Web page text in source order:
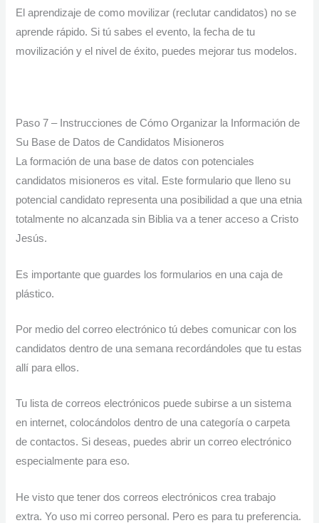
El aprendizaje de como movilizar (reclutar candidatos) no se
aprende rápido. Si tú sabes el evento, la fecha de tu
movilización y el nivel de éxito, puedes mejorar tus modelos.
Paso 7 – Instrucciones de Cómo Organizar la Información de
Su Base de Datos de Candidatos Misioneros
La formación de una base de datos con potenciales
candidatos misioneros es vital. Este formulario que lleno su
potencial candidato representa una posibilidad a que una etnia
totalmente no alcanzada sin Biblia va a tener acceso a Cristo
Jesús.
Es importante que guardes los formularios en una caja de
plástico.
Por medio del correo electrónico tú debes comunicar con los
candidatos dentro de una semana recordándoles que tu estas
allí para ellos.
Tu lista de correos electrónicos puede subirse a un sistema
en internet, colocándolos dentro de una categoría o carpeta
de contactos. Si deseas, puedes abrir un correo electrónico
especialmente para eso.
He visto que tener dos correos electrónicos crea trabajo
extra. Yo uso mi correo personal. Pero es para tu preferencia.